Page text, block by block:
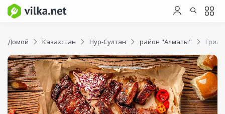
Домой Казахстан Нур-Султан район "Алматы"